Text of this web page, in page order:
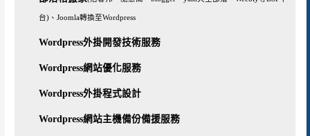
台)、Joomla轉換至Wordpress
Wordpress外掛開發技術服務
Wordpress網站優化服務
Wordpress外掛程式設計
Wordpress網站主機備份備援服務